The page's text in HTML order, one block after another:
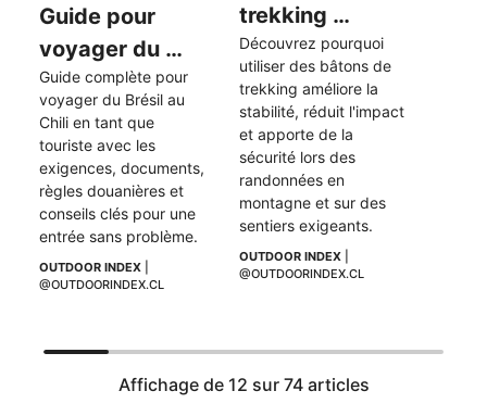
Guide pour
voyager du
Brésil au Chili
en tant que
touriste
Guide complète pour
voyager du Brésil au
Chili en tant que
touriste avec les
exigences, documents,
règles douanières et
conseils clés pour une
entrée sans problème.
OUTDOOR INDEX
@OUTDOORINDEX.CL
trekking
facilitent-ils
une randonnée
?
Découvrez pourquoi
utiliser des bâtons de
trekking améliore la
stabilité, réduit l'impact
et apporte de la
sécurité lors des
randonnées en
montagne et sur des
sentiers exigeants.
OUTDOOR INDEX
@OUTDOORINDEX.CL
Affichage de 12 sur 74 articles